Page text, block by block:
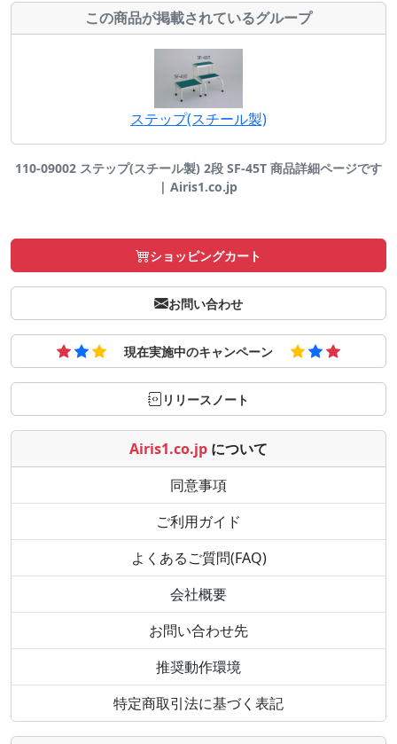
この商品が掲載されているグループ
ステップ(スチール製)
110-09002 ステップ(スチール製) 2段 SF-45T 商品詳細ページです
| Airis1.co.jp
ショッピングカート
お問い合わせ
現在実施中のキャンペーン
リリースノート
Airis1.co.jp について
同意事項
ご利用ガイド
よくあるご質問(FAQ)
会社概要
お問い合わせ先
推奨動作環境
特定商取引法に基づく表記